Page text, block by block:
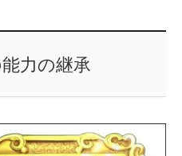
力の継承